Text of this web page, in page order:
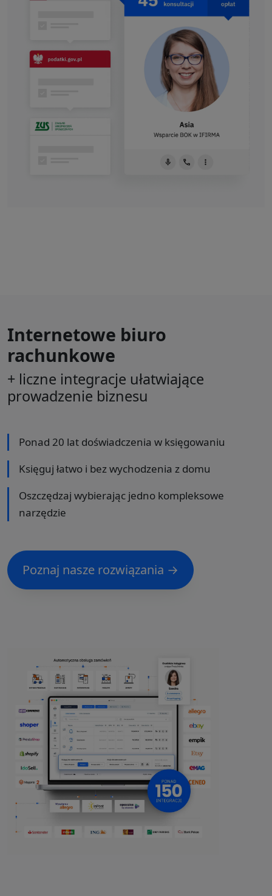
Internetowe biuro
rachunkowe
+ liczne integracje ułatwiające
prowadzenie biznesu
Ponad 20 lat doświadczenia w księgowaniu
Księguj łatwo i bez wychodzenia z domu
Oszczędzaj wybierając jedno kompleksowe
narzędzie
Poznaj nasze rozwiązania →